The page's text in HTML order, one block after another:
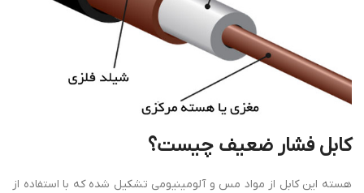
کابل فشار ضعیف چیست؟
هسته این کابل از مواد مس و آلومینیومی تشکیل شده که با استفاده از